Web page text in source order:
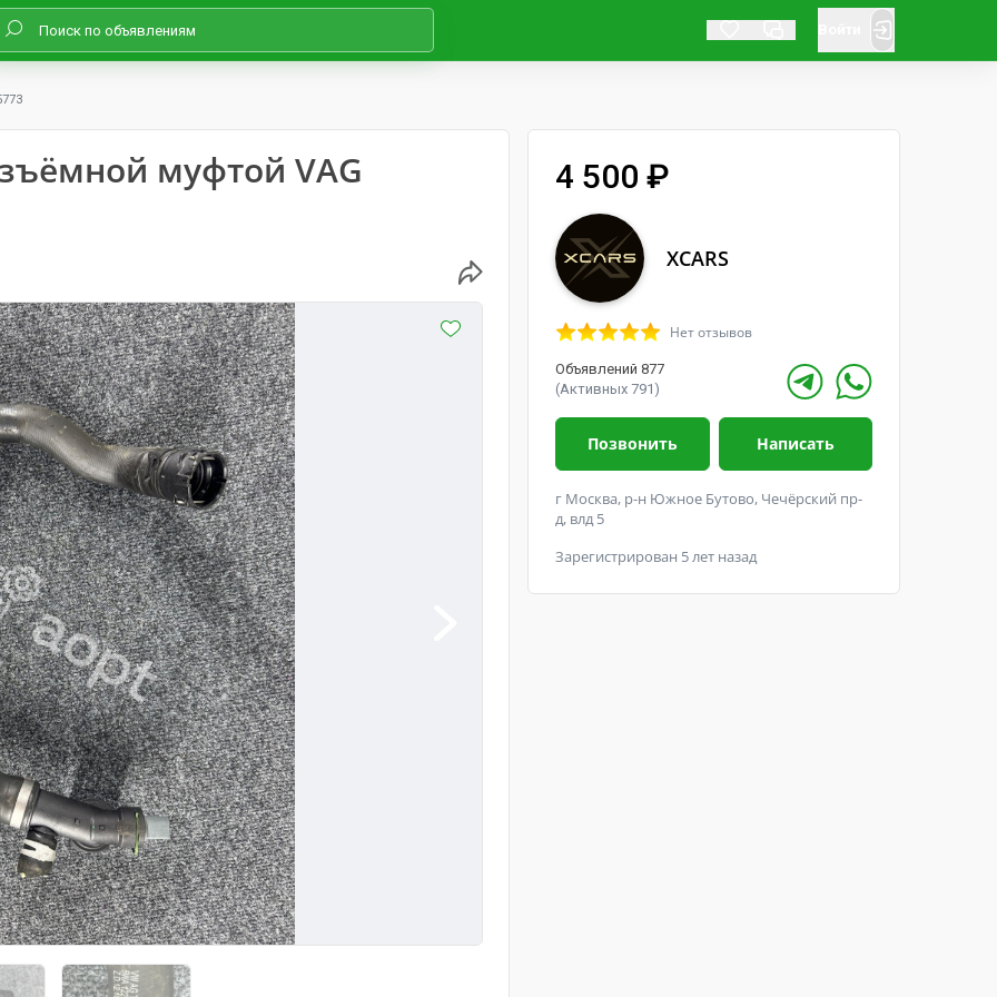
муфтой VAG 4 500 ₽
XCARS
Нет отзывов
Объявлений 877
(Активных 791)
Позвонить Написать
г Москва, р-н Южное Бутово, Чечёрский пр-
д, влд 5
Зарегистрирован 5 лет назад